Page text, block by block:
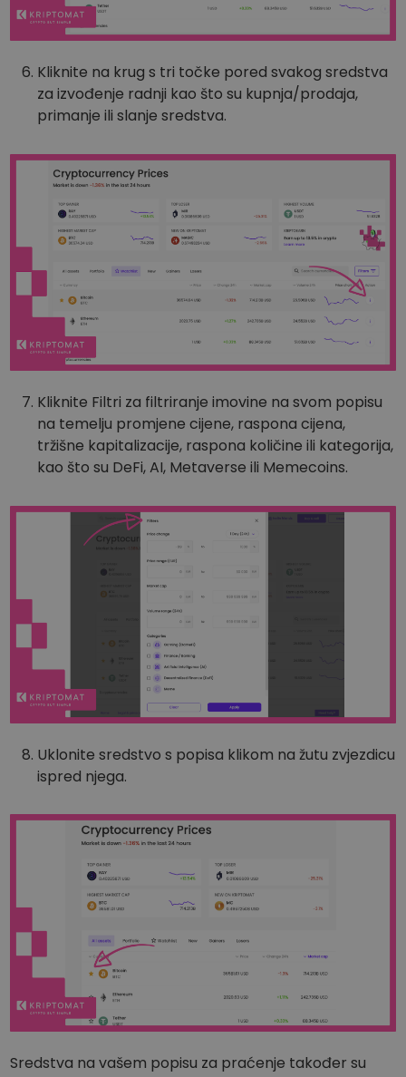
Kliknite na krug s tri točke pored svakog sredstva
za izvođenje radnji kao što su kupnja/prodaja,
primanje ili slanje sredstva.
Kliknite Filtri za filtriranje imovine na svom popisu
na temelju promjene cijene, raspona cijena,
tržišne kapitalizacije, raspona količine ili kategorija,
kao što su DeFi, AI, Metaverse ili Memecoins.
Uklonite sredstvo s popisa klikom na žutu zvjezdicu
ispred njega.
Sredstva na vašem popisu za praćenje također su